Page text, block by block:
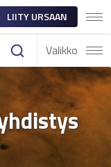
LIITY URSAAN
Valikko